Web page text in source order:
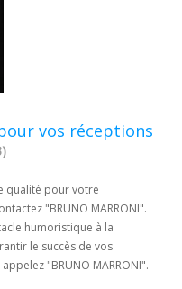
vos réceptions
qualité pour votre
"BRUNO MARRONI".
humoristique à la
le succès de vos
"BRUNO MARRONI".